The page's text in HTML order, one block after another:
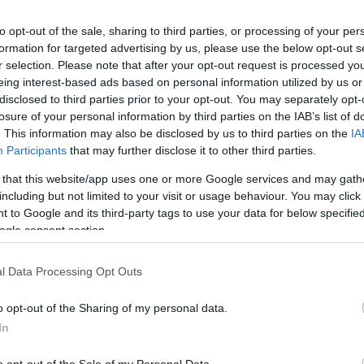
opt-out of the sale, sharing to third parties, or processing of your
for targeted advertising by us, please use the below opt-out
selection. Please note that after your opt-out request is processed
interest-based ads based on personal information utilized by us
to third parties prior to your opt-out. You may separately
of your personal information by third parties on the IAB’s list of
This information may also be disclosed by us to third parties on the
Participants that may further disclose it to other third parties.
that this website/app uses one or more Google services and may
but not limited to your visit or usage behaviour. You may
to Google and its third-party tags to use your data for below
consent section.
Data Processing Opt Outs
opt-out of the Sharing of my personal data.
ελλείψεις σε
προσωπικό»
Πολιτική
ασφαλιστικό νομοσχέδιο στη
Τι αλλάζει στην
ασφάλιση για
Πολιτική